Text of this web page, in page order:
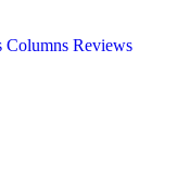
Columns Reviews